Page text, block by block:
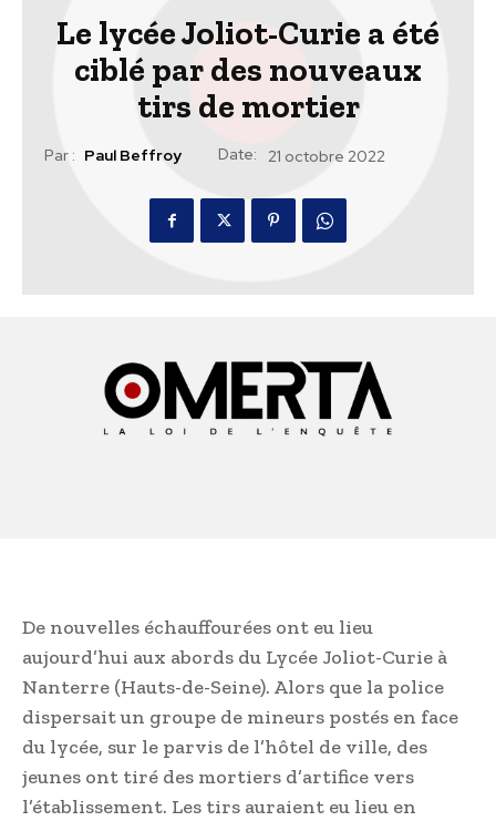
Le lycée Joliot-Curie a été
ciblé par des nouveaux
tirs de mortier
Par : Paul Beffroy Date: 21 octobre 2022
De nouvelles échauffourées ont eu lieu
aujourd’hui aux abords du Lycée Joliot-Curie à
Nanterre (Hauts-de-Seine). Alors que la police
dispersait un groupe de mineurs postés en face
du lycée, sur le parvis de l’hôtel de ville, des
jeunes ont tiré des mortiers d’artifice vers
l’établissement. Les tirs auraient eu lieu en